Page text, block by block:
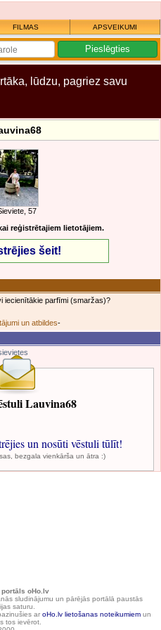
FILMAS APSVEIKUMI
lūdzu, pagriez savu
57
reģistrētajiem lietotājiem.
šeit!
iecienītākie parfīmi (smaržas)?
un atbildes-
Lauvina68
un nosūti vēstuli tūlīt!
bezgala vienkārša un ātra :)
oHo.lv
sludinājumu un pārējās portālā paustās
saturu.
ar oHo.lv lietošanas noteikumiemun
tos ievērot.